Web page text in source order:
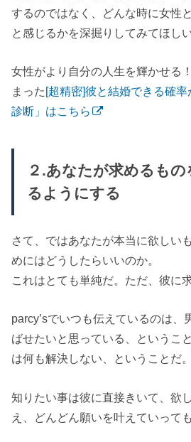
するのではなく、どんな時に女性
と感じるかを深掘りしてみてほしい
女性がより自分の人生を輝かせる
まった[超精密]彼と結婚できる確
診断」はこちら
２.あなたが求めるもの
るようにする
さて、ではあなたが本当に欲しい
めにはどうしたらいいのか。
これはとても単純だ。ただ、彼に
parcy’sでいつも伝えているのは、
ばせたいと思っている、というこ
は何も解決しない、ということだ。
知りたい事は彼に直接きいて、欲
え、どんどん願いを叶えていって